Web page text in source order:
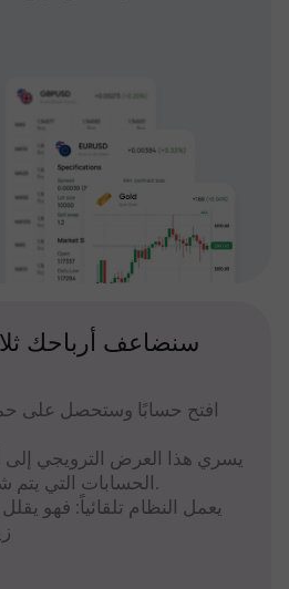
سنضاعف أرباحك
افتح حسابًا وستحصل على
يسري هذا العرض الترويجي
الحسابات التي يتم شحنها حتى 31.08.2026.
يعمل النظام تلقائياً: فهو